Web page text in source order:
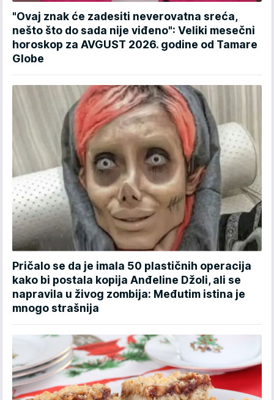
"Ovaj znak će zadesiti neverovatna sreća,
nešto što do sada nije viđeno": Veliki mesečni
horoskop za AVGUST 2026. godine od Tamare
Globe
Pričalo se da je imala 50 plastičnih operacija
kako bi postala kopija Anđeline Džoli, ali se
napravila u živog zombija: Međutim istina je
mnogo strašnija